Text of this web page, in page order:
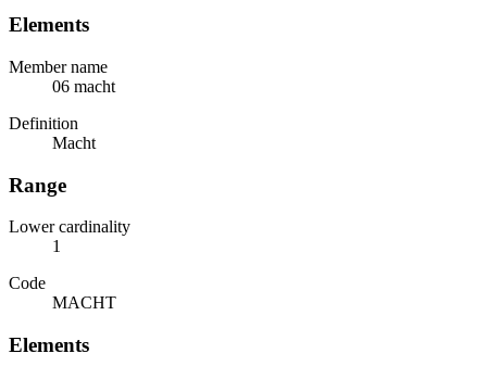
Elements
Member name
06 macht
Definition
Macht
Range
Lower cardinality
1
Code
MACHT
Elements